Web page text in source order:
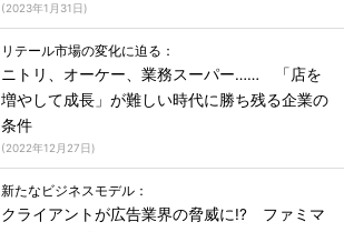
(2023年1月31日)
リテール市場の変化に迫る：
ニトリ、オーケー、業務スーパー…… 「店を
増やして成長」が難しい時代に勝ち残る企業の
条件
(2022年12月27日)
新たなビジネスモデル：
クライアントが広告業界の脅威に!? ファミマ